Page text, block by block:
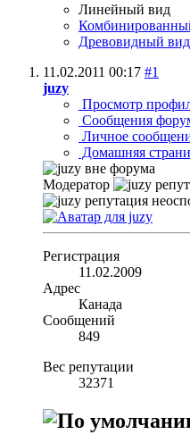
Линейный вид
Древовидный вид
11.02.2011 00:17 #1
juzy
Просмотр
Сообщения
Личное
Домашняя
Модератор
Регистрация
11.02.2009
Адрес
Канада
Сообщений
849
Вес репутации
32371